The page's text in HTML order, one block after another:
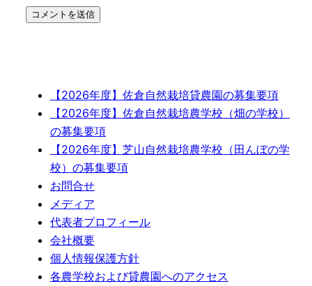
【2026年度】佐倉自然栽培貸農園の募集要項
【2026年度】佐倉自然栽培農学校（畑の学校）
の募集要項
【2026年度】芝山自然栽培農学校（田んぼの学
校）の募集要項
お問合せ
メディア
代表者プロフィール
会社概要
個人情報保護方針
各農学校および貸農園へのアクセス